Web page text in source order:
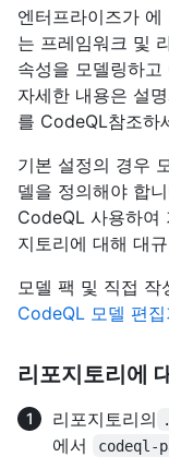
엔터프라이즈가
는 프레임워크 및
속성을 모델링하
자세한 내용은 설
를 CodeQL참조하
기본 설정의 경우
델을 정의해야 합
CodeQL 사용하여
지토리에 대해 대
모델 팩 및 직접
CodeQL 모델 편
리포지토리에
리포지토리의
에서
codeql-